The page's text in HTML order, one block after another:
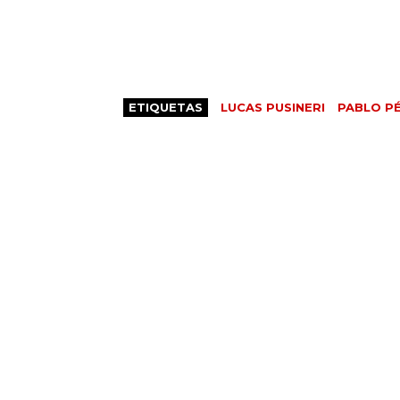
ETIQUETAS LUCAS PUSINERI PABLO